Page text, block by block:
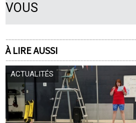
VOUS
À LIRE AUSSI
ACTUALITÉS